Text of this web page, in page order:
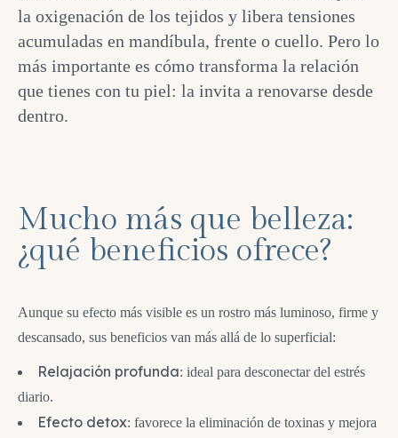
la oxigenación de los tejidos y libera tensiones
acumuladas en mandíbula, frente o cuello. Pero lo
más importante es cómo transforma la relación
que tienes con tu piel: la invita a renovarse desde
dentro.
Mucho más que belleza:
¿qué beneficios ofrece?
Aunque su efecto más visible es un rostro más luminoso, firme y
descansado, sus beneficios van más allá de lo superficial:
Relajación profunda: ideal para desconectar del estrés
diario.
Efecto detox: favorece la eliminación de toxinas y mejora